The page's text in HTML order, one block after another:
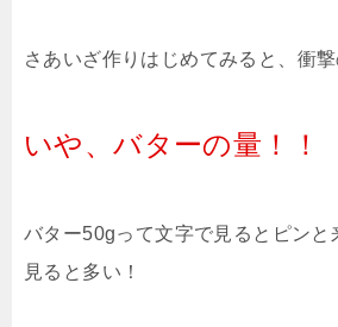
さあいざ作りはじめてみると、衝撃
いや、バターの量！！
バター50gって文字で見るとピンと
見ると多い！